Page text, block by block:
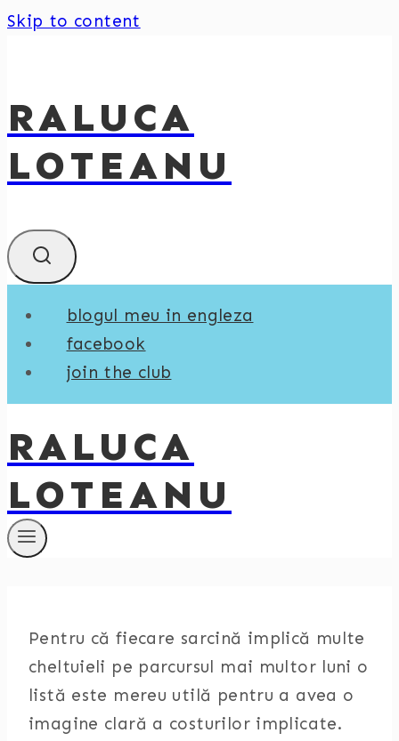
Skip to content
RALUCA
LOTEANU
blogul meu in engleza
facebook
join the club
RALUCA
LOTEANU
Pentru că fiecare sarcină implică multe
cheltuieli pe parcursul mai multor luni o
listă este mereu utilă pentru a avea o
imagine clară a costurilor implicate.